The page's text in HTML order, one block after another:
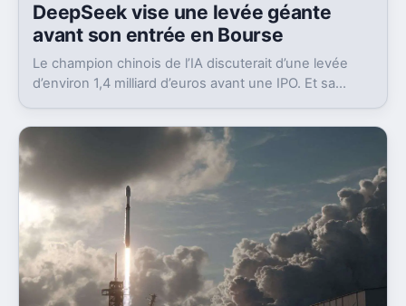
DeepSeek vise une levée géante
avant son entrée en Bourse
Le champion chinois de l’IA discuterait d’une levée
d’environ 1,4 milliard d’euros avant une IPO. Et sa